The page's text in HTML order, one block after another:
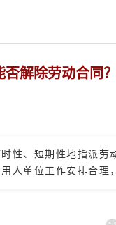
解除劳动合同？
性、短期性地指派
人单位工作安排合理